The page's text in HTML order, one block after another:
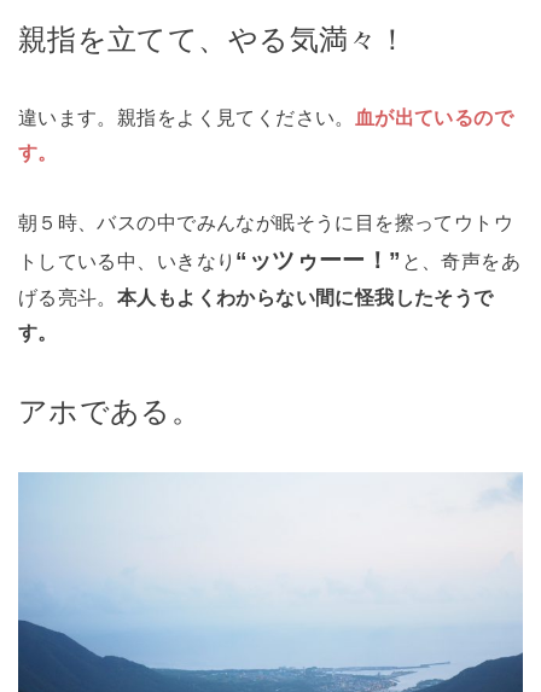
親指を立てて、やる気満々！
違います。親指をよく見てください。
血が出ているので
す。
朝５時、バスの中でみんなが眠そうに目を擦ってウトウ
トしている中、いきなり “ッツゥーー！” と、奇声をあ
げる亮斗。 本人もよくわからない間に怪我したそうで
す。
アホである。